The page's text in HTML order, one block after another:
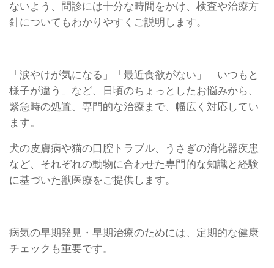
ないよう、問診には十分な時間をかけ、検査や治療方
針についてもわかりやすくご説明します。
「涙やけが気になる」「最近食欲がない」「いつもと
様子が違う」など、日頃のちょっとしたお悩みから、
緊急時の処置、専門的な治療まで、幅広く対応してい
ます。
犬の皮膚病や猫の口腔トラブル、うさぎの消化器疾患
など、それぞれの動物に合わせた専門的な知識と経験
に基づいた獣医療をご提供します。
病気の早期発見・早期治療のためには、定期的な健康
チェックも重要です。